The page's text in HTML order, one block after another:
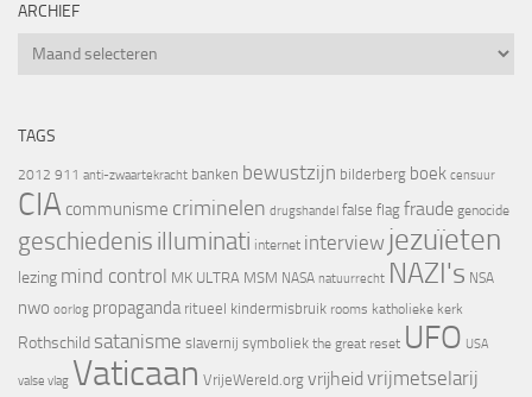
ARCHIEF
Archief
TAGS
2012 911 anti-zwaartekracht banken bewustzijn bilderberg boek censuur
CIA communisme criminelen drugshandel false flag fraude genocide
geschiedenis illuminati internet interview jezuïeten
lezing mind control MK ULTRA MSM NASA natuurrecht NAZI's NSA
nwo oorlog propaganda ritueel kindermisbruik rooms katholieke kerk
Rothschild satanisme slavernij symboliek the great reset UFO USA
valse vlag Vaticaan VrijeWereld.org vrijheid vrijmetselarij